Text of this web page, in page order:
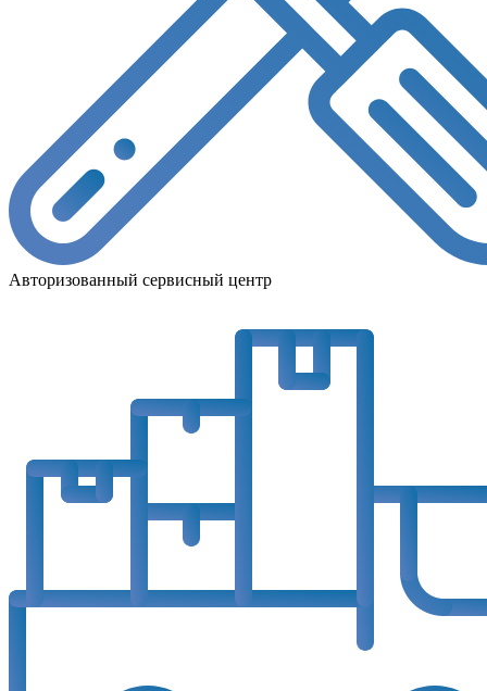
Авторизованный сервисный центр